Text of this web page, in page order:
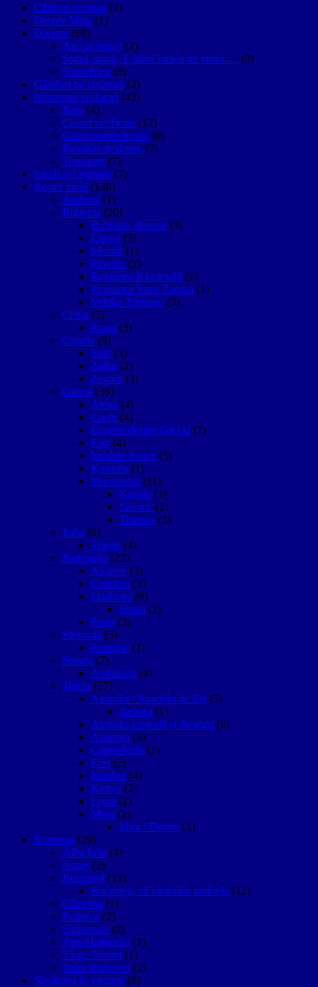
Călători-scriitori (3)
Despre Mine (1)
Diverse (69)
Aici aș vrea ! (2)
Statui, statui, E plină lumea de statui…. (9)
SuperBlog (8)
Gânduri pe tastatură (2)
Informatii si sfaturi (42)
Bani (4)
Cazari verificate (17)
Gastronomie locala (6)
Pregătiri de drum. (7)
Transport (7)
Istorii si Legende (7)
Restul lumii (138)
Andorra (1)
Bulgaria (20)
Bulgaria, diverse (3)
Litoral (5)
Melnik (1)
Plovdiv (2)
Regiunea Kiustendil (1)
Regiunea Stara Zagora (1)
Vekiko Târnovo (3)
Cehia (5)
Praga (3)
Croatia (9)
Split (3)
Zadar (2)
Zagreb (3)
Grecia (38)
Atena (4)
Corfu (4)
Diverse despre Grecia (7)
Epir (4)
Insulele Ionice (5)
Kastoria (1)
Macedonia (11)
Kavala (1)
Salonic (2)
Thassos (3)
Italia (6)
Trieste (4)
Portugalia (22)
Algarve (3)
Coimbra (3)
Lisabona (9)
Sintra (2)
Porto (3)
Slovenia (3)
Postojna (3)
Spania (7)
Andalusia (4)
Turcia (27)
Anatolia / Anadolu de Est (5)
Ankara (1)
Anatolia centrală și de nord (6)
Antiohia (3)
Cappadocia (1)
Efes (2)
Istanbul (4)
Konya (2)
Lycia (2)
Myra (2)
Mira / Demre (1)
Romania (29)
Alba Iulia (4)
Argeș (2)
București (13)
București, să luminăm umbrele (12)
Câmpina (1)
Prahova (2)
Sighişoara (2)
Țara Hațegului (1)
Târgu Neamţ (1)
Valea Prahovei (2)
Sănătatea în vacanțe (6)